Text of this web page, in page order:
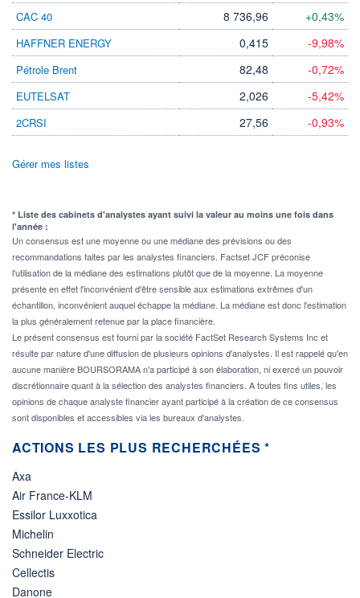
CAC 40 8 736,96 +0,43%
HAFFNER ENERGY 0,415 -9,98%
Pétrole Brent 82,48 -0,72%
EUTELSAT 2,026 -5,42%
2CRSI 27,56 -0,93%
Gérer mes listes
* Liste des cabinets d'analystes ayant suivi la valeur au moins une fois dans
l'année :
Un consensus est une moyenne ou une médiane des prévisions ou des
recommandations faites par les analystes financiers. Factset JCF préconise
l'utilisation de la médiane des estimations plutôt que de la moyenne. La moyenne
présente en effet l'inconvénient d'être sensible aux estimations extrêmes d'un
échantillon, inconvénient auquel échappe la médiane. La médiane est donc l'estimation
la plus généralement retenue par la place financière.
Le présent consensus est fourni par la société FactSet Research Systems Inc et
résulte par nature d'une diffusion de plusieurs opinions d'analystes. Il est rappelé qu'en
aucune manière BOURSORAMA n'a participé à son élaboration, ni exercé un pouvoir
discrétionnaire quant à la sélection des analystes financiers. A toutes fins utiles, les
opinions de chaque analyste financier ayant participé à la création de ce consensus
sont disponibles et accessibles via les bureaux d'analystes.
ACTIONS LES PLUS RECHERCHÉES *
Axa
Air France-KLM
Essilor Luxxotica
Michelin
Schneider Electric
Cellectis
Danone